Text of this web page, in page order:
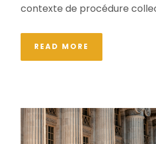
contexte de procédure
READ MORE